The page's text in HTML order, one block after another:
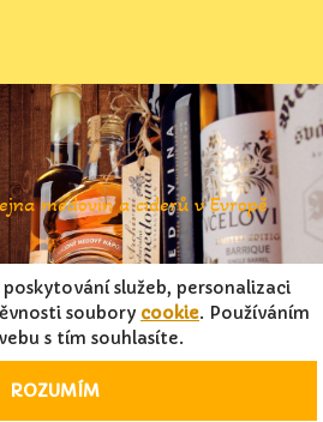
medovin a ciderů v Evropě
2023 |RSS|Mapa stránek
dat o produktech z
souhlasu dovoleno.
služeb, personalizaci
soubory cookie. Používáním
s tím souhlasíte.
ROZUMÍM